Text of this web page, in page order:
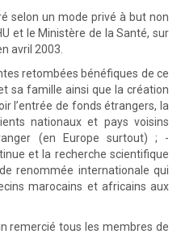
selon un mode privé à but non
et le Ministère de la Santé, sur
avril 2003.
retombées bénéfiques de ce
sa famille ainsi que la création
l’entrée de fonds étrangers, la
nationaux et pays voisins
(en Europe surtout) ; -
et la recherche scientifique
renommée internationale qui
marocains et africains aux
remercié tous les membres de